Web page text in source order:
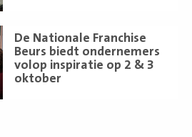
De Nationale Franchise
Beurs biedt ondernemers
volop inspiratie op 2 & 3
oktober